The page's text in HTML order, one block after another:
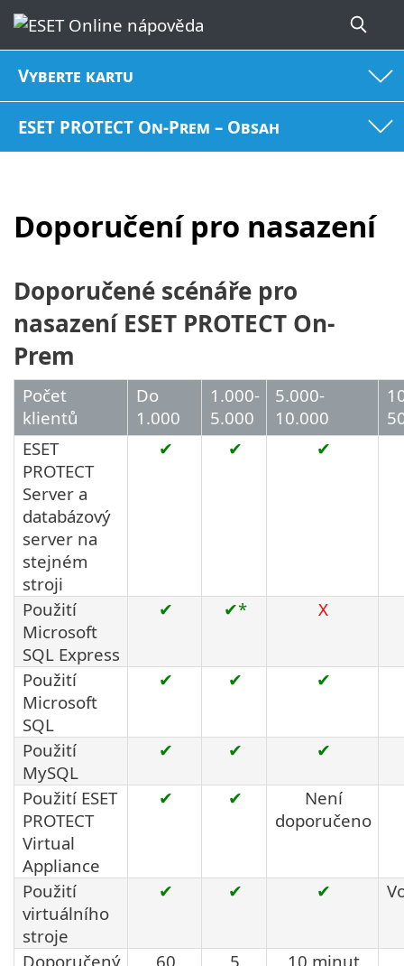
Vyberte kartu
ESET PROTECT On-Prem – Obsah
Doporučení pro nasazení
Doporučené scénáře pro
nasazení ESET PROTECT On-
Prem
Počet
klientů
Do
1.000
1.000-
5.000
5.000-
10.000
ESET
PROTECT
Server a
databázový
server na
stejném
stroji
✔ ✔ ✔
Použití
Microsoft
SQL Express
✔ ✔* X
Použití
Microsoft
SQL
✔ ✔ ✔
Použití
MySQL
✔ ✔ ✔
Použití ESET
PROTECT
Virtual
Appliance
✔ ✔
Není
doporučeno
Použití
virtuálního
stroje
✔ ✔ ✔
Doporučený
60
5
10 minut